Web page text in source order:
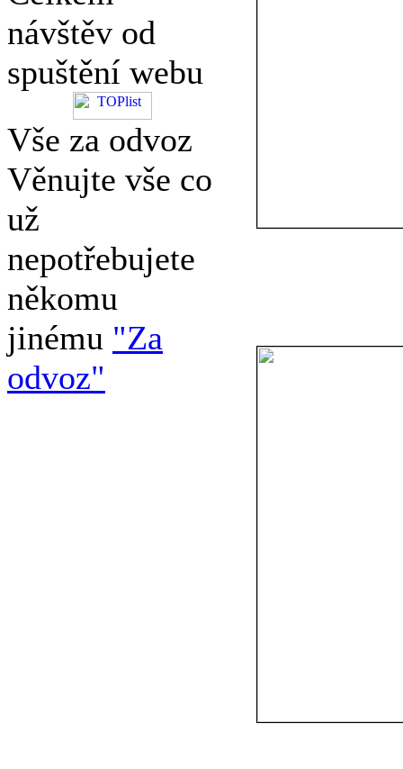
návštěv od
spuštění webu
Vše za odvoz
Věnujte vše co
už
nepotřebujete
někomu
jinému "Za
odvoz"